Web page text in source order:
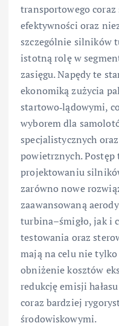
transportowego
efektywności oraz
szczególnie silników
istotną rolę w
zasięgu. Napędy te
ekonomiką zużycia
startowo‑lądowymi,
wyborem dla
specjalistycznych
powietrznych.
projektowaniu
zarówno nowe
zaawansowaną
turbina–śmigło, jak i
testowania oraz
mają na celu nie
obniżenie kosztów
redukcję emisji
coraz bardziej
środowiskowymi.